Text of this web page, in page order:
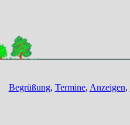
Begrüßung, Termine, Anzeigen,